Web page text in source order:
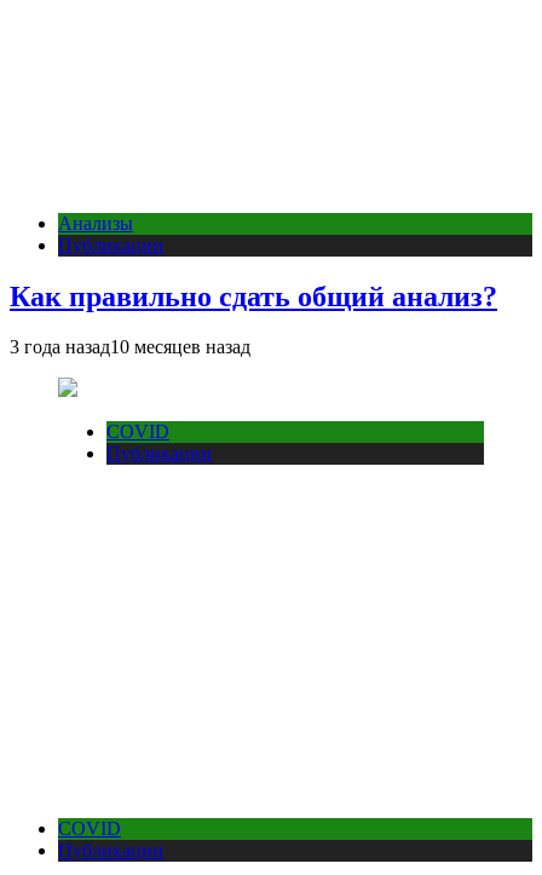
Анализы
Публикации
Как правильно сдать общий анализ?
3 года назад10 месяцев назад
COVID
Публикации
COVID
Публикации